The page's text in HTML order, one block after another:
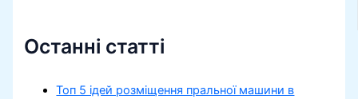
Останні статті
Топ 5 ідей розміщення пральної машини в